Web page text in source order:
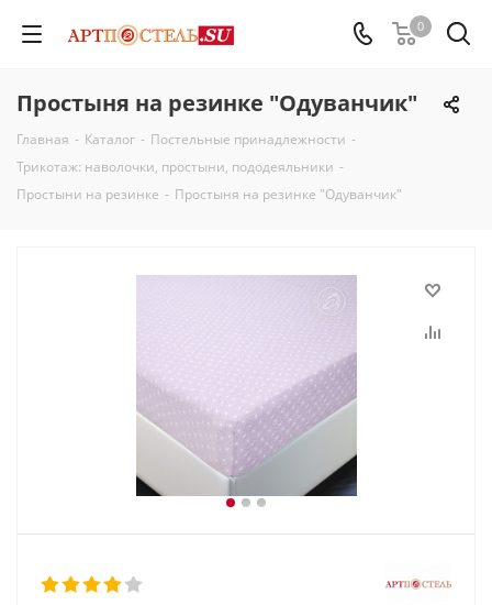
0
Простыня на резинке "Одуванчик"
Главная - Каталог - Постельные принадлежности -
Трикотаж: наволочки, простыни, пододеяльники -
Простыни на резинке - Простыня на резинке "Одуванчик"